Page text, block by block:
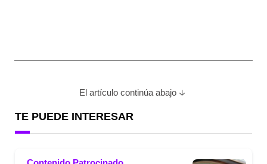
El artículo continúa abajo
TE PUEDE INTERESAR